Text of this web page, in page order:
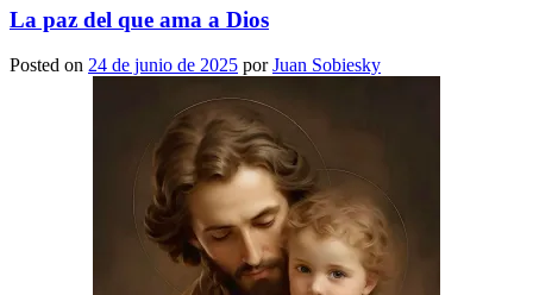
La paz del que ama a Dios
Posted on 24 de junio de 2025 porJuan Sobiesky